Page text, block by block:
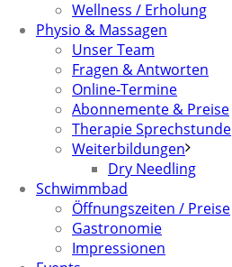
Wellness / Erholung
Physio & Massagen
Unser Team
Fragen & Antworten
Online-Termine
Abonnemente & Preise
Therapie Sprechstunde
Weiterbildungen
Dry Needling
Schwimmbad
Öffnungszeiten / Preise
Gastronomie
Impressionen